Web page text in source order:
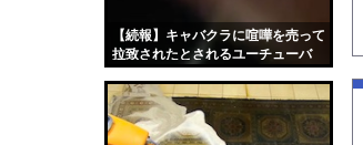
【続報】キャバクラに喧嘩を売って
拉致されたとされるユーチューバ